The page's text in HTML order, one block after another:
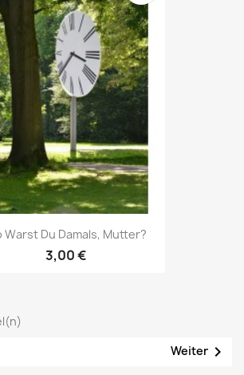
Warst Du Damals, Mutter?
3,00 €
Weiter 